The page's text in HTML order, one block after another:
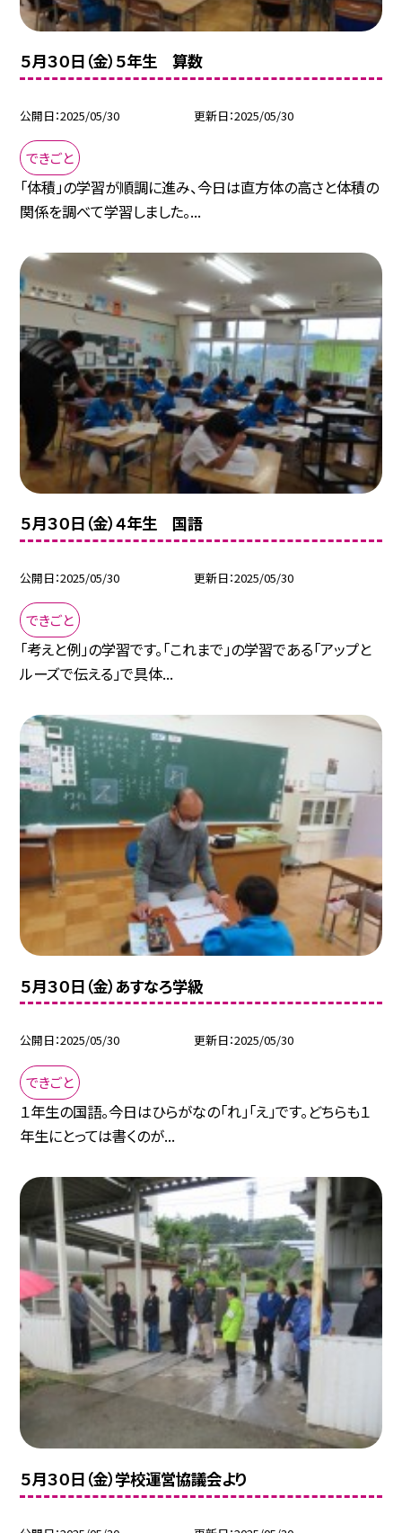
５月３０日（金）５年生 算数
公開日 2025/05/30 更新日 2025/05/30
できごと
「体積」の学習が順調に進み、今日は直方体の高さと体積の
関係を調べて学習しました。...
５月３０日（金）４年生 国語
公開日 2025/05/30 更新日 2025/05/30
できごと
「考えと例」の学習です。「これまで」の学習である「アップと
ルーズで伝える」で具体...
５月３０日（金）あすなろ学級
公開日 2025/05/30 更新日 2025/05/30
できごと
１年生の国語。今日はひらがなの「れ」「え」です。どちらも１
年生にとっては書くのが...
５月３０日（金）学校運営協議会より